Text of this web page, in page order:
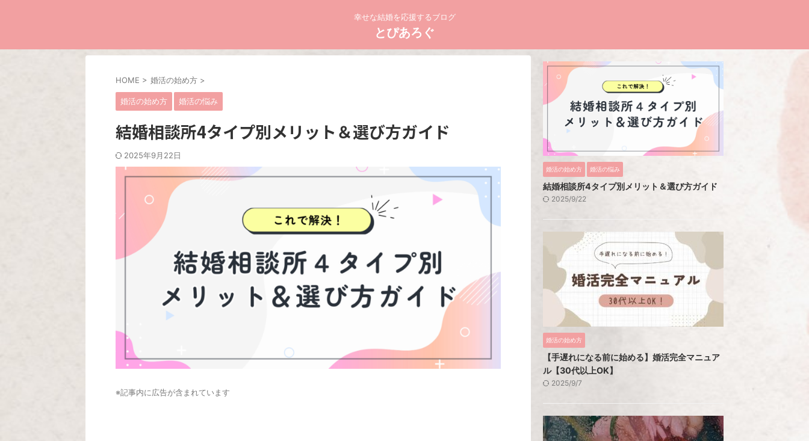
幸せな結婚を応援するブログ
とぴあろぐ
HOME > 婚活の始め方 >
婚活の始め方 婚活の悩み
結婚相談所4タイプ別メリット＆選び方ガイド
2025年9月22日
※記事内に広告が含まれています
婚活の始め方 婚活の悩み
結婚相談所4タイプ別メリット＆選び方ガイド
2025/9/22
婚活の始め方
【手遅れになる前に始める】婚活完全マニュア
ル【30代以上OK】
2025/9/7